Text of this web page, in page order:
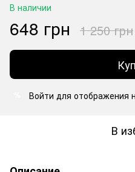
В наличии
648 грн 1 250 грн
Войти для отображения
В